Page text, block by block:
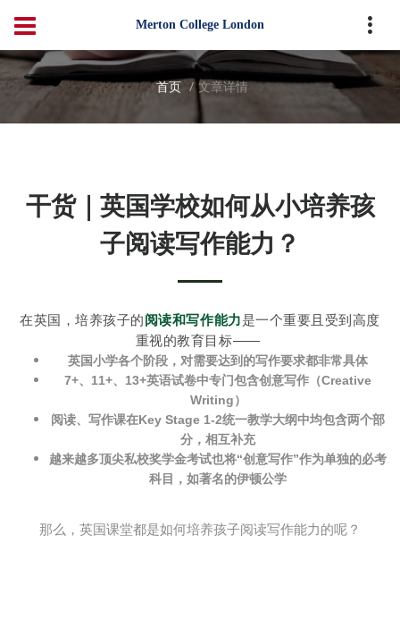
Merton College London
首页 文章详情
干货｜英国学校如何从小培养孩
子阅读写作能力？
在英国，培养孩子的阅读和写作能力是一个重要且受到高度
重视的教育目标——
英国小学各个阶段，对需要达到的写作要求都非常具体
7+、11+、13+英语试卷中专门包含创意写作（Creative
Writing）
阅读、写作课在Key Stage 1-2统一教学大纲中均包含两个部
分，相互补充
越来越多顶尖私校奖学金考试也将“创意写作”作为单独的必考
科目，如著名的伊顿公学
那么，英国课堂都是如何培养孩子阅读写作能力的呢？